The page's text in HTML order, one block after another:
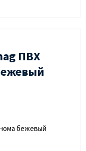
ПВХ
бежевый